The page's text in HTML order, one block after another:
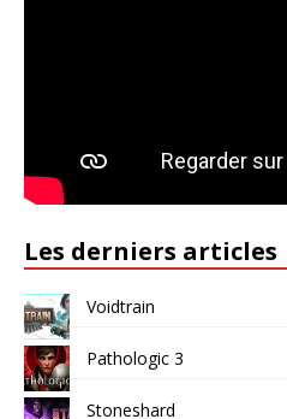
Les derniers articles
Voidtrain
Pathologic 3
Stoneshard